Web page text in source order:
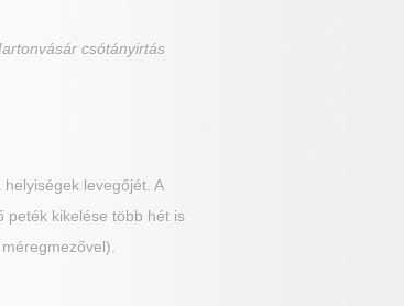
csótányirtás
levegőjét. A
peték kikelése több hét is